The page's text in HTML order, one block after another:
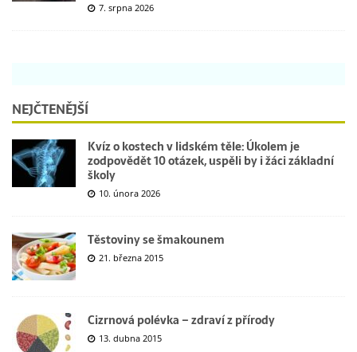
7. srpna 2026
NEJČTENĚJŠÍ
Kvíz o kostech v lidském těle: Úkolem je
zodpovědět 10 otázek, uspěli by i žáci základní
školy
10. února 2026
Těstoviny se šmakounem
21. března 2015
Cizrnová polévka – zdraví z přírody
13. dubna 2015